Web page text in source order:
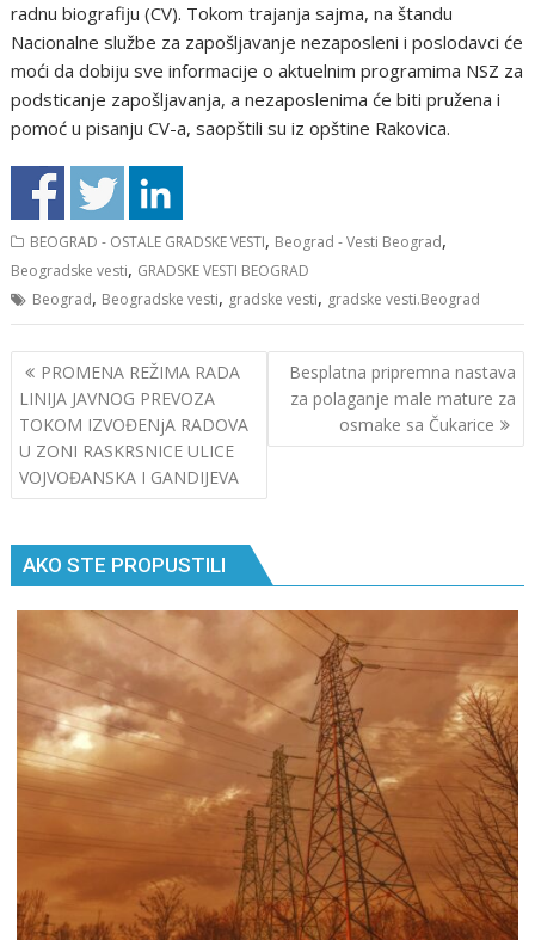
radnu biografiju (CV). Tokom trajanja sajma, na štandu
Nacionalne službe za zapošljavanje nezaposleni i poslodavci će
moći da dobiju sve informacije o aktuelnim programima NSZ za
podsticanje zapošljavanja, a nezaposlenima će biti pružena i
pomoć u pisanju CV-a, saopštili su iz opštine Rakovica.
BEOGRAD - OSTALE GRADSKE VESTI, Beograd - Vesti Beograd,
Beogradske vesti, GRADSKE VESTI BEOGRAD
Beograd, Beogradske vesti, gradske vesti, gradske vesti.Beograd
Кретање
чланка
PROMENA REŽIMA RADA
LINIJA JAVNOG PREVOZA
TOKOM IZVOĐENjA RADOVA
U ZONI RASKRSNICE ULICE
VOJVOĐANSKA I GANDIJEVA
Besplatna pripremna nastava
za polaganje male mature za
osmake sa Čukarice
AKO STE PROPUSTILI